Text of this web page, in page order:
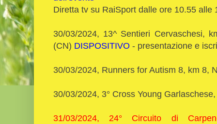
Diretta tv su RaiSport dalle ore 10.55 alle
30/03/2024, 13^ Sentieri Cervaschesi,
(CN) DISPOSITIVO - presentazione e
30/03/2024, Runners for Autism 8, km 8,
30/03/2024, 3° Cross Young
31/03/2024, 24° Circuito di